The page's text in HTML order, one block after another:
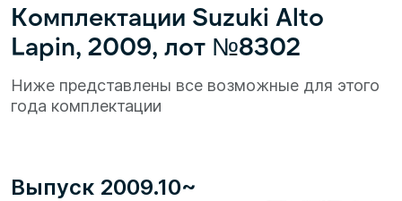
Комплектации Suzuki Alto
Lapin, 2009, лот №8302
Ниже представлены все возможные для этого
года комплектации
Выпуск 2009.10~